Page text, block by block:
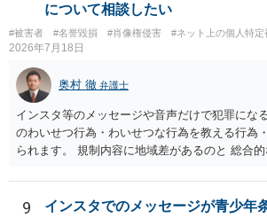
について相談したい
#被害者 #名誉毀損 #肖像権侵害 #ネット上の個人特定
2026年7月18日
奥村 徹 弁護士
インスタ等のメッセージや音声だけで犯罪にな
のわいせつ行為・わいせつな行為を教える行為
られます。 規制内容に地域差があるのと 総合
す。
9
インスタでのメッセージが青少年